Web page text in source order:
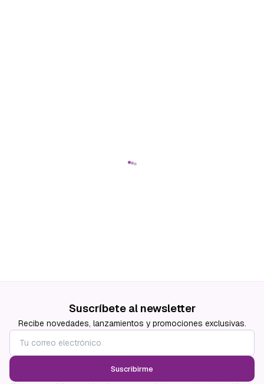
Suscríbete al newsletter
Recibe novedades, lanzamientos y promociones exclusivas.
Suscribirme